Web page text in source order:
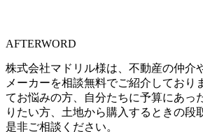
AFTERWORD
株式会社マドリル様は、不動産の仲介
メーカーを相談無料でご紹介しており
てお悩みの方、自分たちに予算にあっ
りたい方、土地から購入するときの段
是非ご相談ください。